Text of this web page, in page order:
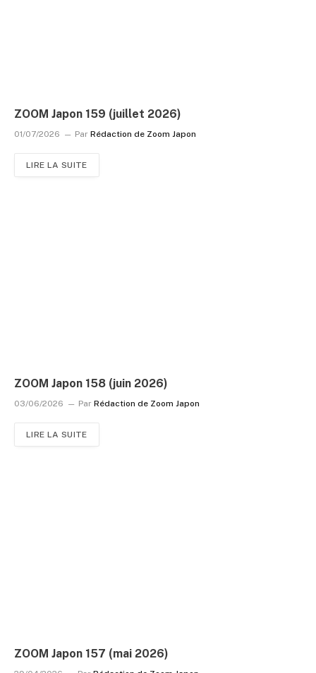
ZOOM Japon 159 (juillet 2026)
01/07/2026 Par Rédaction de Zoom Japon
LIRE LA SUITE
ZOOM Japon 158 (juin 2026)
03/06/2026 Par Rédaction de Zoom Japon
LIRE LA SUITE
ZOOM Japon 157 (mai 2026)